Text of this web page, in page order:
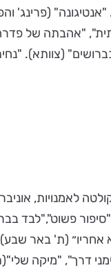
(פרינג'
תחתית", "אהבתה
לאמנויות,
פשוט","לבד
אחריו״ (ת' באר
שלי"(ת' הבימה ).